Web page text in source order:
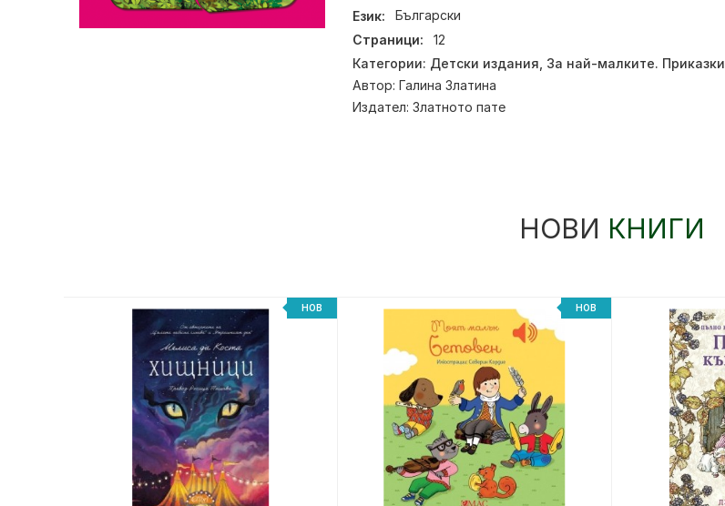
Език:
Български
Страници:
12
Категории: Детски издания За най-малките. Приказки
Автор: Галина Златина
Издател: Златното пате
НОВИ КНИГИ
НОВ НОВ